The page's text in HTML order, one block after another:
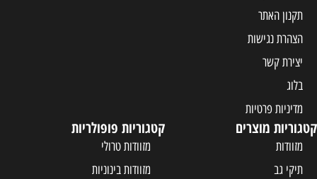
תקנון האתר
הצהרת נגישות
יצירת קשר
בלוג
מדיניות פרטיות
קטגוריות מוצרים
מזוודות
תיקי גב
קטגוריות פופולריות
מזוודות טרולי
מזוודות בינוניות